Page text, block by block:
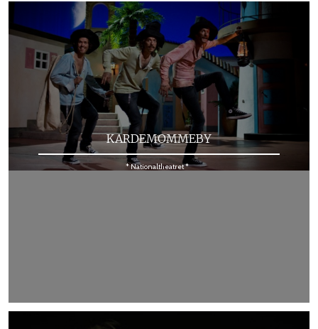
KARDEMOMMEBY
* Nationaltheatret *